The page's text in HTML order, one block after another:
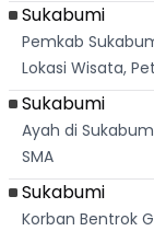
Sukabumi
Pemkab
Lokasi Wisata,
Sukabumi
Ayah di
SMA
Sukabumi
Korban Bentrok